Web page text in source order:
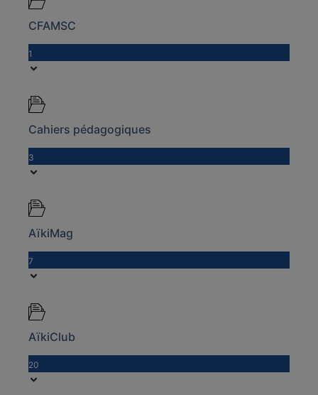
CFAMSC
1
Cahiers pédagogiques
3
AïkiMag
7
AïkiClub
20